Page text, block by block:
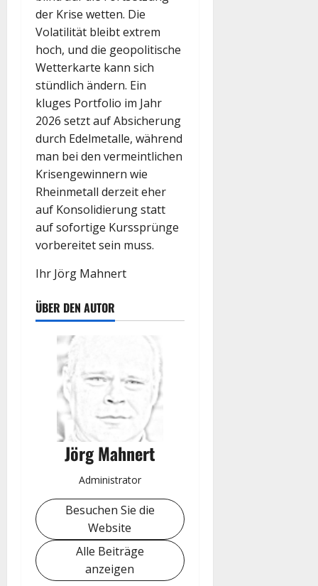
der Krise wetten. Die
Volatilität bleibt extrem
hoch, und die geopolitische
Wetterkarte kann sich
stündlich ändern. Ein
kluges Portfolio im Jahr
2026 setzt auf Absicherung
durch Edelmetalle, während
man bei den vermeintlichen
Krisengewinnern wie
Rheinmetall derzeit eher
auf Konsolidierung statt
auf sofortige Kurssprünge
vorbereitet sein muss.
Ihr Jörg Mahnert
ÜBER DEN AUTOR
Jörg Mahnert
Administrator
Besuchen Sie die
Website
Alle Beiträge
anzeigen